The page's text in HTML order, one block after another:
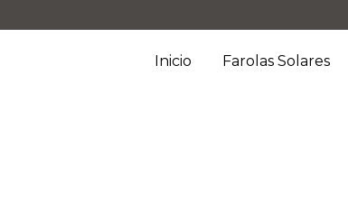
Inicio Farolas Solares